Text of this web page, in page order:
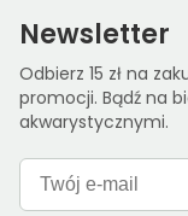
Newsletter
Odbierz 15 zł na
promocji. Bądź na
akwarystycznymi.